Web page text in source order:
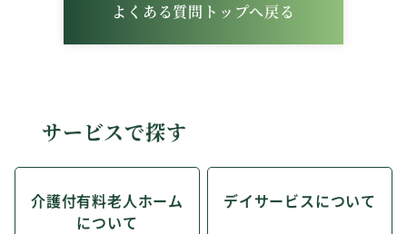
よくある質問トップへ戻る
サービスで探す
介護付有料老人ホーム
について
デイサービスについて